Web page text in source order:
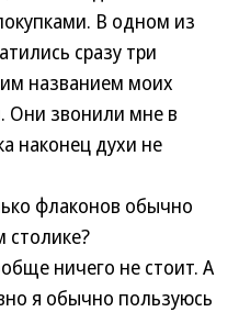
В одном из
сразу три
названием моих
Они звонили мне в
наконец духи не
флаконов обычно
столике?
ничего не стоит. А
я обычно пользуюсь